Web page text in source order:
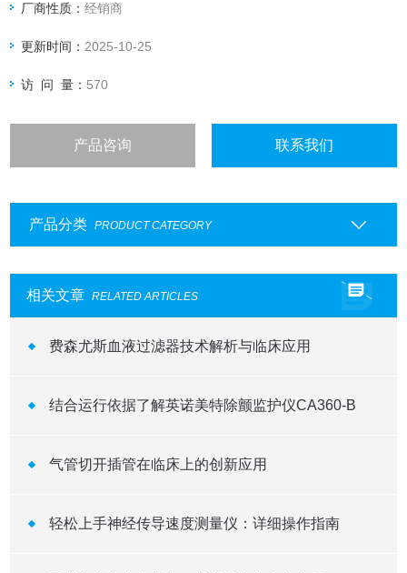
厂商性质：经销商
更新时间： 2025-10-25
访 问 量： 570
产品咨询 联系我们
产品分类 PRODUCT CATEGORY
相关文章 RELATED ARTICLES
费森尤斯血液过滤器技术解析与临床应用
结合运行依据了解英诺美特除颤监护仪CA360-B
气管切开插管在临床上的创新应用
轻松上手神经传导速度测量仪：详细操作指南